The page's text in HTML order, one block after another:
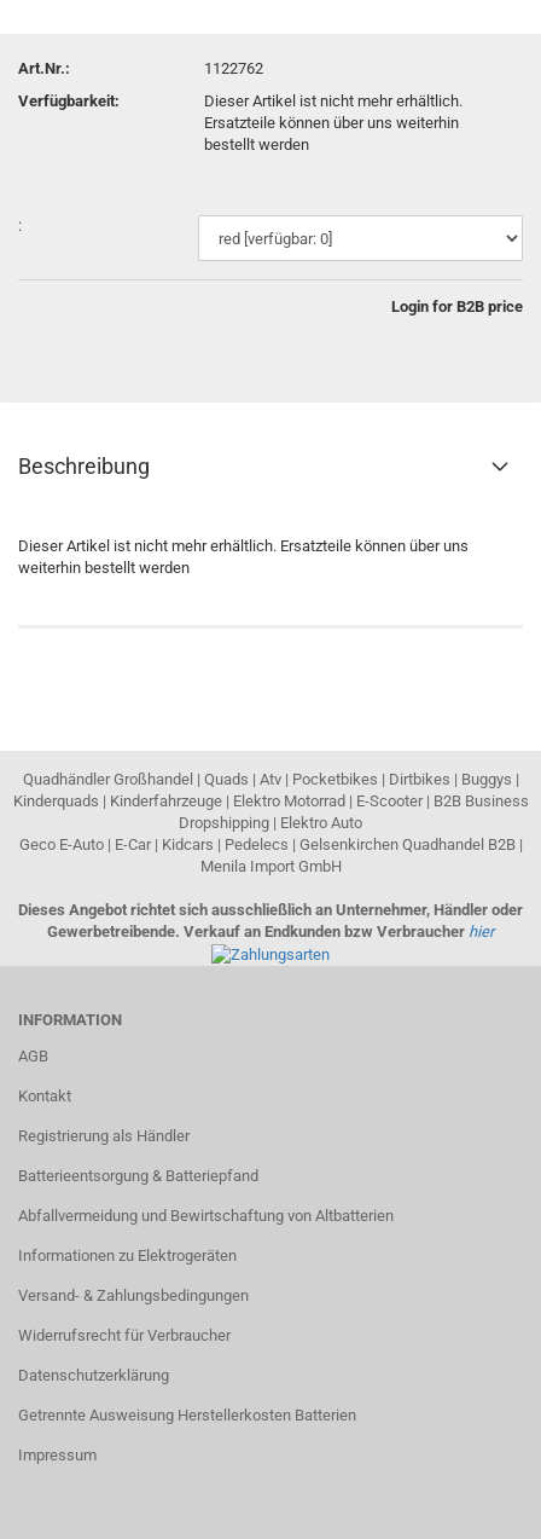
Art.Nr.:
1122762
Verfügbarkeit:
Dieser Artikel ist nicht mehr erhältlich.
Ersatzteile können über uns weiterhin
bestellt werden
:
Login for B2B price
Beschreibung
Dieser Artikel ist nicht mehr erhältlich. Ersatzteile können über uns
weiterhin bestellt werden
Quadhändler Großhandel | Quads | Atv | Pocketbikes | Dirtbikes | Buggys |
Kinderquads | Kinderfahrzeuge | Elektro Motorrad | E-Scooter | B2B Business
Dropshipping | Elektro Auto
Geco E-Auto | E-Car | Kidcars | Pedelecs | Gelsenkirchen Quadhandel B2B |
Menila Import GmbH
Dieses Angebot richtet sich ausschließlich an Unternehmer, Händler oder
Gewerbetreibende. Verkauf an Endkunden bzw Verbraucher hier
INFORMATION
AGB
Kontakt
Registrierung als Händler
Batterieentsorgung & Batteriepfand
Abfallvermeidung und Bewirtschaftung von Altbatterien
Informationen zu Elektrogeräten
Versand- & Zahlungsbedingungen
Widerrufsrecht für Verbraucher
Datenschutzerklärung
Getrennte Ausweisung Herstellerkosten Batterien
Impressum